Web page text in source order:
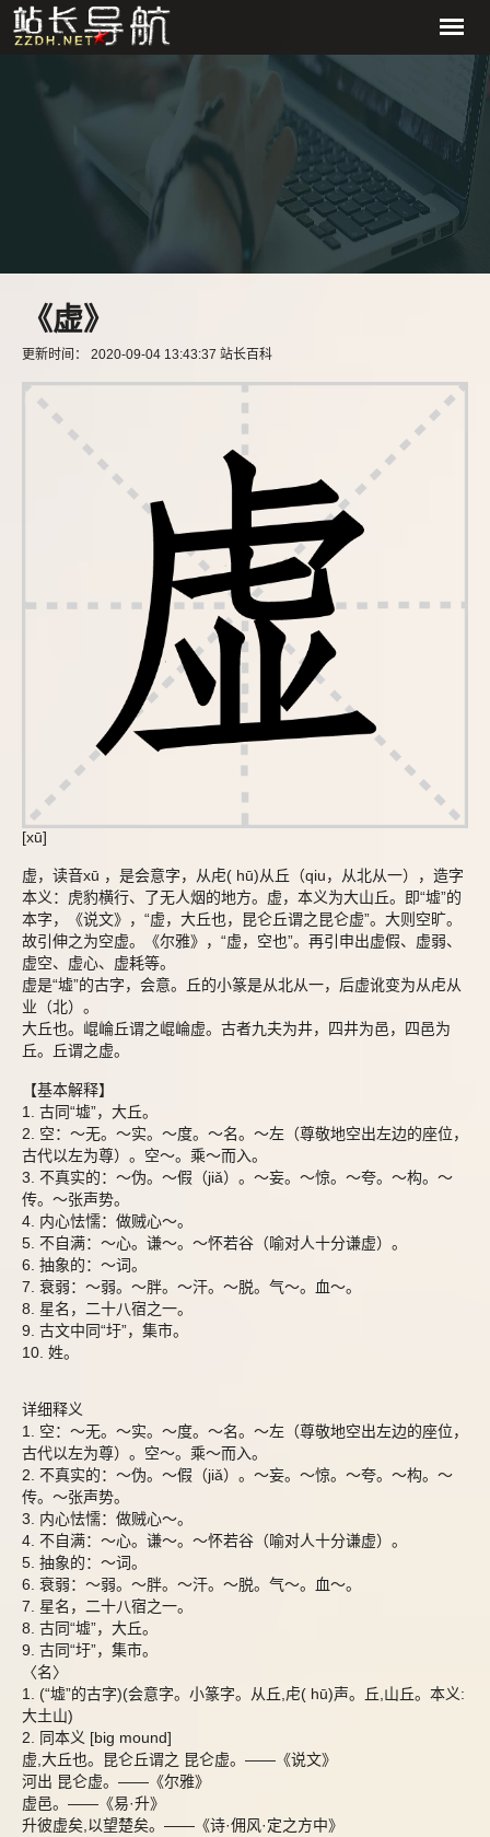
《虚》
更新时间： 2020-09-04 13:43:37 站长百科
[xū]
虚，读音xū ，是会意字，从虍( hū)从丘（qiu，从北从一），造字
本义：虎豹横行、了无人烟的地方。虚，本义为大山丘。即“墟”的
本字，《说文》，“虚，大丘也，昆仑丘谓之昆仑虚”。大则空旷。
故引伸之为空虚。《尔雅》，“虚，空也”。再引申出虚假、虚弱、
虚空、虚心、虚耗等。
虚是“墟”的古字，会意。丘的小篆是从北从一，后虚讹变为从虍从
业（北）。
大丘也。崐崘丘谓之崐崘虚。古者九夫为井，四井为邑，四邑为
丘。丘谓之虚。
【基本解释】
1. 古同“墟”，大丘。
2. 空：～无。～实。～度。～名。～左（尊敬地空出左边的座位，
古代以左为尊）。空～。乘～而入。
3. 不真实的：～伪。～假（jiǎ）。～妄。～惊。～夸。～构。～
传。～张声势。
4. 内心怯懦：做贼心～。
5. 不自满：～心。谦～。～怀若谷（喻对人十分谦虚）。
6. 抽象的：～词。
7. 衰弱：～弱。～胖。～汗。～脱。气～。血～。
8. 星名，二十八宿之一。
9. 古文中同“圩”，集市。
10. 姓。
详细释义
1. 空：～无。～实。～度。～名。～左（尊敬地空出左边的座位，
古代以左为尊）。空～。乘～而入。
2. 不真实的：～伪。～假（jiǎ）。～妄。～惊。～夸。～构。～
传。～张声势。
3. 内心怯懦：做贼心～。
4. 不自满：～心。谦～。～怀若谷（喻对人十分谦虚）。
5. 抽象的：～词。
6. 衰弱：～弱。～胖。～汗。～脱。气～。血～。
7. 星名，二十八宿之一。
8. 古同“墟”，大丘。
9. 古同“圩”，集市。
〈名〉
1. (“墟”的古字)(会意字。小篆字。从丘,虍( hū)声。丘,山丘。本义:
大土山)
2. 同本义 [big mound]
虚,大丘也。昆仑丘谓之 昆仑虚。——《说文》
河出 昆仑虚。——《尔雅》
虚邑。——《易·升》
升彼虚矣,以望楚矣。——《诗·佣风·定之方中》